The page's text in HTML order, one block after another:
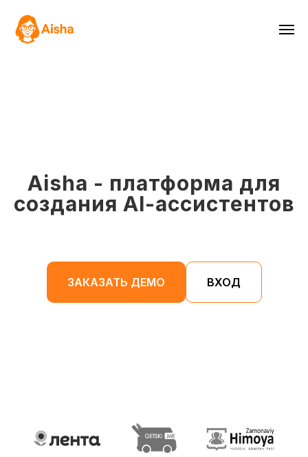
Aisha - платформа для
создания AI-ассистентов
ЗАКАЗАТЬ ДЕМО ВХОД